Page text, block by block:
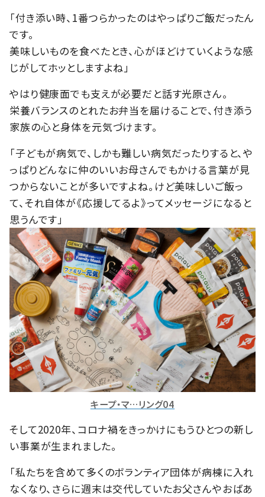
「付き添い時、1番つらかったのはやっぱりご飯だったん
です。
美味しいものを食べたとき、心がほどけていくような感
じがしてホッとしますよね」
やはり健康面でも支えが必要だと話す光原さん。
栄養バランスのとれたお弁当を届けることで、付き添う
家族の心と身体を元気づけます。
「子どもが病気で、しかも難しい病気だったりすると、や
っぱりどんなに仲のいいお母さんでもかける言葉が見
つからないことが多いですよね。けど美味しいご飯っ
て、それ自体が《応援してるよ》ってメッセージになると
思うんです」
キープ・マ…リング04
そして2020年、コロナ禍をきっかけにもうひとつの新し
い事業が生まれました。
「私たちを含めて多くのボランティア団体が病棟に入れ
なくなり、さらに週末は交代していたお父さんやおばあ